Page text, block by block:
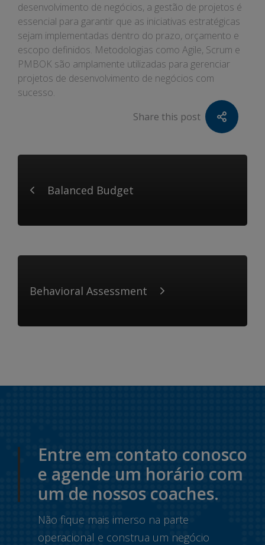
desenvolvimento de negócios, a gestão de projetos é
essencial para garantir que as iniciativas estratégicas
sejam implementadas dentro do prazo, orçamento e
escopo definidos. Metodologias como Agile, Scrum e
PMBOK são amplamente utilizadas para gerenciar
projetos de desenvolvimento de negócios com
sucesso.
Share this post
Balanced Budget
Behavioral Assessment
Entre em contato conosco
e agende um horário com
um de nossos coaches.
Não fique mais imerso na parte
operacional e construa um negócio